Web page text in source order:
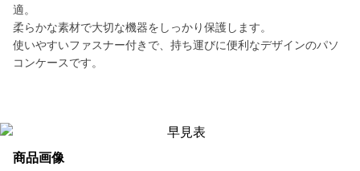
適。
柔らかな素材で大切な機器をしっかり保護します。
使いやすいファスナー付きで、持ち運びに便利なデザインのパソ
コンケースです。
商品画像